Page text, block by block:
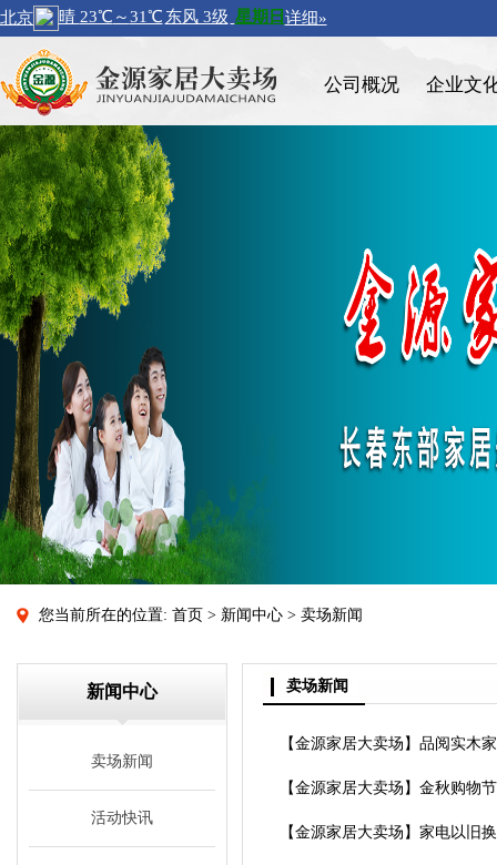
公司概况 企业文
您当前所在的位置: 首页 > 新闻中心 > 卖场新闻
新闻中心
卖场新闻
活动快讯
卖场新闻
【金源家居大卖场】品阅实木
【金源家居大卖场】金秋购物
【金源家居大卖场】家电以旧